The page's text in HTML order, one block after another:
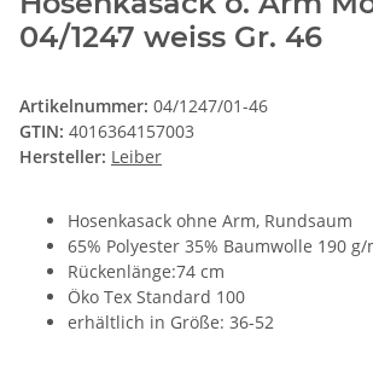
04/1247 weiss Gr. 46
Artikelnummer: 04/1247/01-46
GTIN: 4016364157003
Hersteller: Leiber
Hosenkasack ohne Arm, Rundsaum
65% Polyester 35% Baumwolle 190 g/
Rückenlänge:74 cm
Öko Tex Standard 100
erhältlich in Größe: 36-52